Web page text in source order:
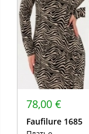
78,00 €
Faufilure 1685